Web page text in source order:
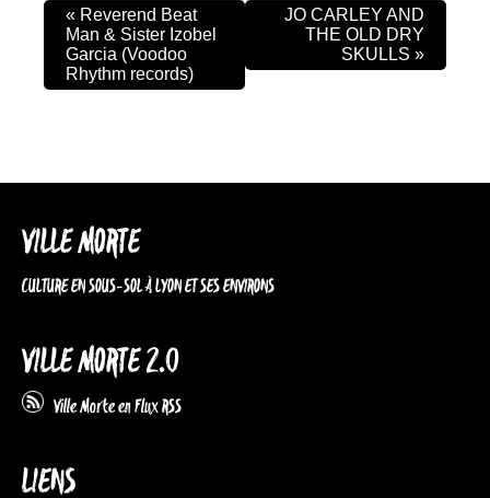
« Reverend Beat
Man & Sister Izobel
Garcia (Voodoo
Rhythm records)
JO CARLEY AND
THE OLD DRY
SKULLS »
VILLE MORTE
CULTURE EN SOUS-SOL À LYON ET SES ENVIRONS
VILLE MORTE 2.0
Ville Morte en Flux RSS
LIENS